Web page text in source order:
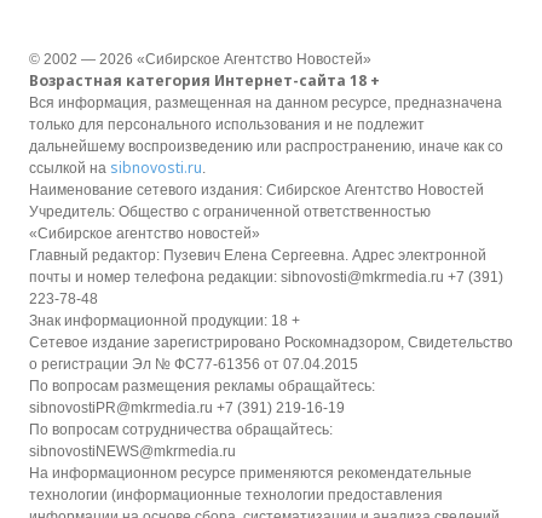
© 2002 — 2026 «Сибирское Агентство Новостей»
Возрастная категория Интернет-сайта 18 +
Вся информация, размещенная на данном ресурсе, предназначена
только для персонального использования и не подлежит
дальнейшему воспроизведению или распространению, иначе как со
ссылкой на sibnovosti.ru.
Наименование сетевого издания: Сибирское Агентство Новостей
Учредитель: Общество с ограниченной ответственностью
«Сибирское агентство новостей»
Главный редактор: Пузевич Елена Сергеевна. Адрес электронной
почты и номер телефона редакции: sibnovosti@mkrmedia.ru +7 (391)
223-78-48
Знак информационной продукции: 18 +
Сетевое издание зарегистрировано Роскомнадзором, Свидетельство
о регистрации Эл № ФС77-61356 от 07.04.2015
По вопросам размещения рекламы обращайтесь:
sibnovostiPR@mkrmedia.ru +7 (391) 219-16-19
По вопросам сотрудничества обращайтесь:
sibnovostiNEWS@mkrmedia.ru
На информационном ресурсе применяются рекомендательные
технологии (информационные технологии предоставления